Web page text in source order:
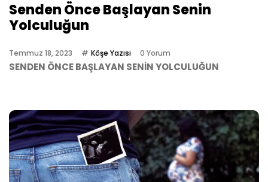
Senden Önce Başlayan Senin
Yolculuğun
Temmuz 18, 2023 Köşe Yazısı 0 Yorum
SENDEN ÖNCE BAŞLAYAN SENİN YOLCULUĞUN